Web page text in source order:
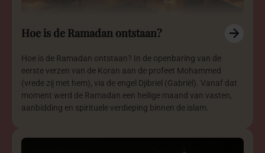
Hoe is de Ramadan ontstaan?
Hoe is de Ramadan ontstaan? In de openbaring van de
eerste verzen van de Koran aan de profeet Mohammed
(vrede zij met hem), via de engel Djibriel (Gabriël). Vanaf dat
moment werd de Ramadan een heilige maand van vasten,
aanbidding en spirituele verdieping binnen de islam.